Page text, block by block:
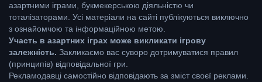
азартними іграми, букмекерською діяльністю чи
тоталізаторами. Усі матеріали на сайті публікуються виключно
з ознайомчою та інформаційною метою.
Участь в азартних іграх може викликати ігрову
залежність. Закликаємо вас суворо дотримуватися правил
(принципів) відповідальної гри.
Рекламодавці самостійно відповідають за зміст своєї реклами.